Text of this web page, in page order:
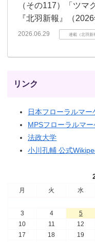
（その117）「ツマ
『北羽新報』（
2026.06.29 連載（北羽新
リンク
日本フローラルマー
MPSフローラルマ
法政大学
小川孔輔 公式
月 火 水
3
4 5
10
11 12
17
18 19